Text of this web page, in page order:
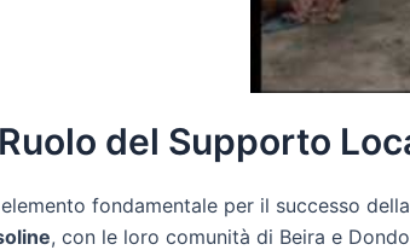
del Supporto
fondamentale per il successo
, con le loro comunità di Beira e